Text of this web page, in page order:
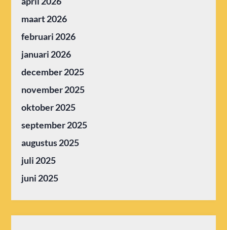
maart 2026
februari 2026
januari 2026
december 2025
november 2025
oktober 2025
september 2025
augustus 2025
juli 2025
juni 2025